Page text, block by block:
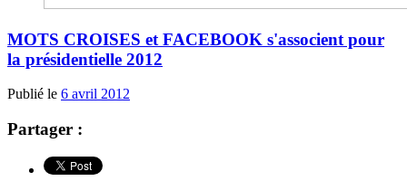
MOTS CROISES et FACEBOOK s'associent pour
la présidentielle 2012
Publié le 6 avril 2012
Partager :